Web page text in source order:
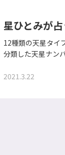
星ひとみが
12種類の天星タイ
分類した天星ナン
2021.3.22